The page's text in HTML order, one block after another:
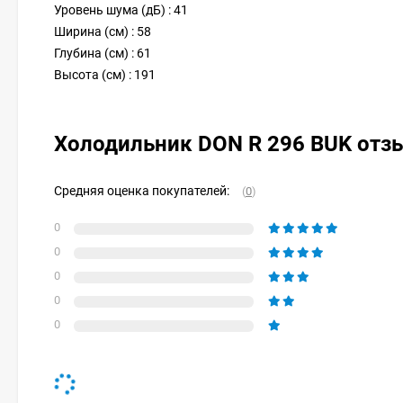
Уровень шума (дБ) : 41
Ширина (см) : 58
Глубина (см) : 61
Высота (см) : 191
Холодильник DON R 296 BUK
Средняя оценка покупателей: (0)
0
0
0
0
0